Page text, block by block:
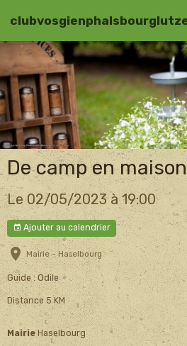
De camp en
Le 02/05/2023 à 19:00
Ajouter au calendrier
Mairie - Haselbourg
Guide : Odile
Distance 5 KM
Mairie Haselbourg